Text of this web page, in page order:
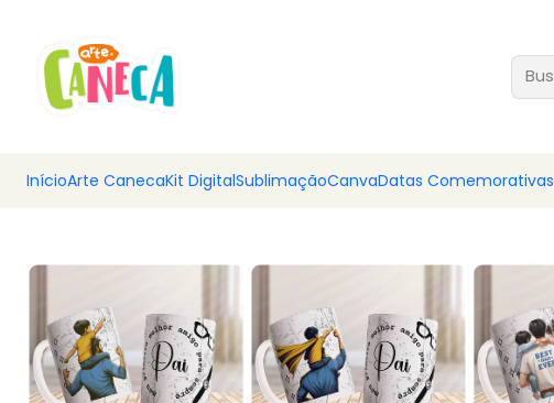
InícioArte CanecaKit DigitalSublimaçãoCanvaDatas Comemorativas